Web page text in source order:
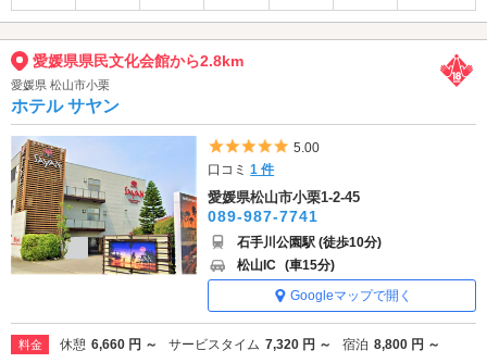
愛媛県県民文化会館から2.8km
愛媛県 松山市小栗
ホテル サヤン
5つ星のうち5
5.00
口コミ1 件
愛媛県松山市小栗1-2-45
089-987-7741
石手川公園駅 (徒歩10分)
松山IC (車15分)
Googleマップで開く
料金 休憩 6,660 円 ～ サービスタイム 7,320 円 ～ 宿泊 8,800 円 ～